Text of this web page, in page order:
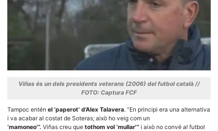
Viñas és un dels presidents veterans (2006) del futbol català //
FOTO: Captura FCF
Tampoc entén el ‘paperot’ d’Alex Talavera. “En principi era una alternativa
i va acabar al costat de Soteras; això ho veig com un
‘mamoneo'”. Viñas creu que tothom vol ‘mullar'” i això no convé al futbol
la possibilitat
de mirar
només
anuncis,
ofertes i
contingut
personalitzat.